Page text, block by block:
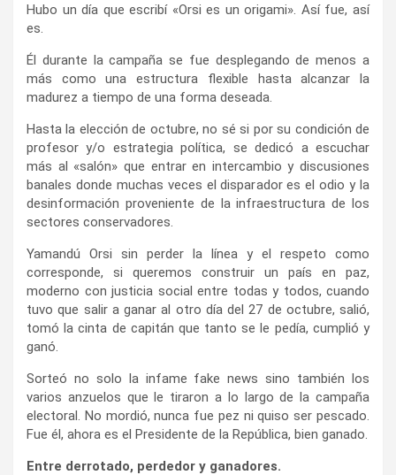
Hubo un día que escribí «Orsi es un origami». Así fue, así
es.
Él durante la campaña se fue desplegando de menos a
más como una estructura flexible hasta alcanzar la
madurez a tiempo de una forma deseada.
Hasta la elección de octubre, no sé si por su condición de
profesor y/o estrategia política, se dedicó a escuchar
más al «salón» que entrar en intercambio y discusiones
banales donde muchas veces el disparador es el odio y la
desinformación proveniente de la infraestructura de los
sectores conservadores.
Yamandú Orsi sin perder la línea y el respeto como
corresponde, si queremos construir un país en paz,
moderno con justicia social entre todas y todos, cuando
tuvo que salir a ganar al otro día del 27 de octubre, salió,
tomó la cinta de capitán que tanto se le pedía, cumplió y
ganó.
Sorteó no solo la infame fake news sino también los
varios anzuelos que le tiraron a lo largo de la campaña
electoral. No mordió, nunca fue pez ni quiso ser pescado.
Fue él, ahora es el Presidente de la República, bien ganado.
Entre derrotado, perdedor y ganadores.